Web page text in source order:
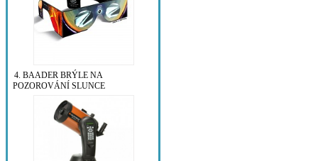
4. BAADER BRÝLE NA
POZOROVÁNÍ SLUNCE